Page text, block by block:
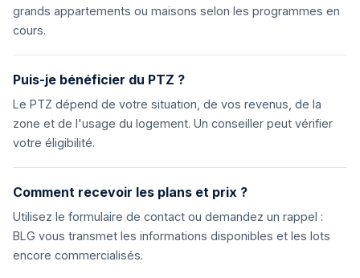
grands appartements ou maisons selon les programmes en
cours.
Puis-je bénéficier du PTZ ?
Le PTZ dépend de votre situation, de vos revenus, de la
zone et de l'usage du logement. Un conseiller peut vérifier
votre éligibilité.
Comment recevoir les plans et prix ?
Utilisez le formulaire de contact ou demandez un rappel :
BLG vous transmet les informations disponibles et les lots
encore commercialisés.